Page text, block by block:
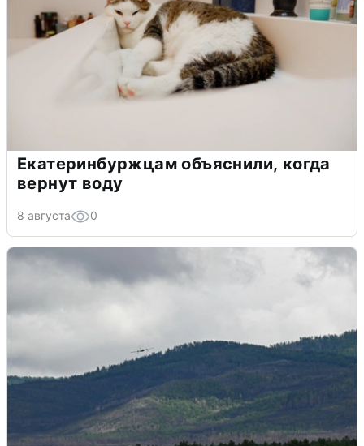
Екатеринбуржцам объяснили, когда
вернут воду
8 августа 0